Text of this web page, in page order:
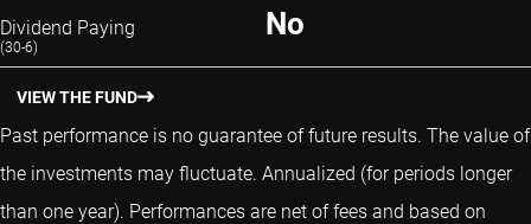
Dividend Paying
(30-6)
No
VIEW THE FUND
Past performance is no guarantee of future results. The value of
the investments may fluctuate. Annualized (for periods longer
than one year). Performances are net of fees and based on